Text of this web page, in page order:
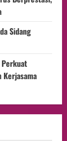
Sidang
Perkuat
Kerjasama